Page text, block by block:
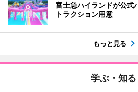
富士急ハイランドが公
トラクション用意
もっと見る
学ぶ・知る